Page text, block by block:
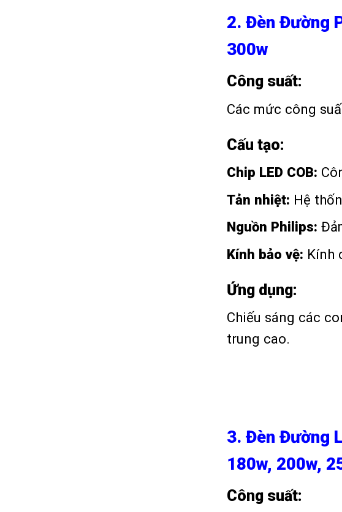
2. Đèn Đường
300w
Công suất:
Các mức công
Cấu tạo:
Chip LED COB:
Tản nhiệt: Hệ
Nguồn Philips:
Kính bảo vệ: Kính
Ứng dụng:
Chiếu sáng các
trung cao.
3. Đèn Đường
180w, 200w,
Công suất: